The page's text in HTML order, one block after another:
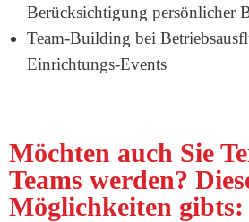
Berücksichtigung persönlicher
Team-Building bei
Einrichtungs-Events
Möchten auch Sie
Teams werden?
Möglichkeiten gibts: